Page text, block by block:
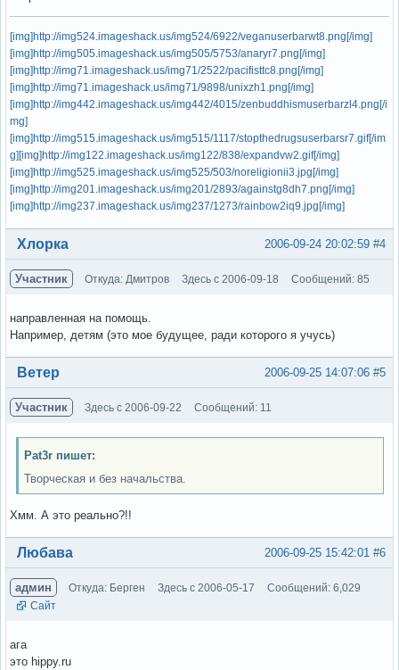
[img]http://img524.imageshack.us/img524/6922/veganuserbarwt8.png[/img]
[img]http://img505.imageshack.us/img505/5753/anaryr7.png[/img]
[img]http://img71.imageshack.us/img71/2522/pacifisttc8.png[/img]
[img]http://img71.imageshack.us/img71/9898/unixzh1.png[/img]
[img]http://img442.imageshack.us/img442/4015/zenbuddhismuserbarzl4.png[/i
mg]
[img]http://img515.imageshack.us/img515/1117/stopthedrugsuserbarsr7.gif[/im
g][img]http://img122.imageshack.us/img122/838/expandvw2.gif[/img]
[img]http://img525.imageshack.us/img525/503/noreligionii3.jpg[/img]
[img]http://img201.imageshack.us/img201/2893/againstg8dh7.png[/img]
[img]http://img237.imageshack.us/img237/1273/rainbow2iq9.jpg[/img]
Вне форума #4
2006-09-24 20:02:59
Хлорка
Участник Откуда: Дмитров Здесь с 2006-09-18 Сообщений: 85
направленная на помощь.
Например, детям (это мое будущее, ради которого я учусь)
Вне форума #5
2006-09-25 14:07:06
Ветер
Участник Здесь с 2006-09-22 Сообщений: 11
Pat3r пишет:
Творческая и без начальства.
Хмм. А это реально?!!
Вне форума #6
2006-09-25 15:42:01
Любава
админ Откуда: Берген Здесь с 2006-05-17
Сообщений: 6,029
Сайт
ага
это hippy.ru